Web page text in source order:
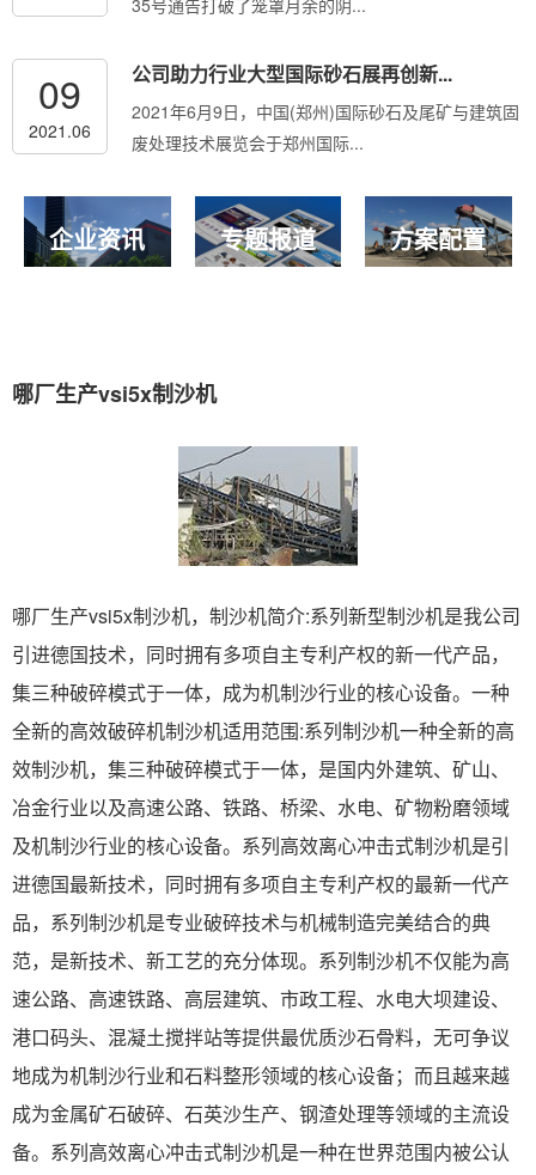
09
2021.06
公司助力行业大型国际砂石展再创新...
2021年6月9日，中国(郑州)国际砂石及尾矿与建筑固
废处理技术展览会于郑州国际...
企业资讯 专题报道 方案配置
哪厂生产vsi5x制沙机
哪厂生产vsi5x制沙机，制沙机简介:系列新型制沙机是我公司
引进德国技术，同时拥有多项自主专利产权的新一代产品，
集三种破碎模式于一体，成为机制沙行业的核心设备。一种
全新的高效破碎机制沙机适用范围:系列制沙机一种全新的高
效制沙机，集三种破碎模式于一体，是国内外建筑、矿山、
冶金行业以及高速公路、铁路、桥梁、水电、矿物粉磨领域
及机制沙行业的核心设备。系列高效离心冲击式制沙机是引
进德国最新技术，同时拥有多项自主专利产权的最新一代产
品，系列制沙机是专业破碎技术与机械制造完美结合的典
范，是新技术、新工艺的充分体现。系列制沙机不仅能为高
速公路、高速铁路、高层建筑、市政工程、水电大坝建设、
港口码头、混凝土搅拌站等提供最优质沙石骨料，无可争议
地成为机制沙行业和石料整形领域的核心设备；而且越来越
成为金属矿石破碎、石英沙生产、钢渣处理等领域的主流设
备。系列高效离心冲击式制沙机是一种在世界范围内被公认